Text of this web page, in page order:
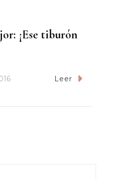
¡Ese tiburón
Leer